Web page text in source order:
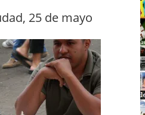
25 de mayo